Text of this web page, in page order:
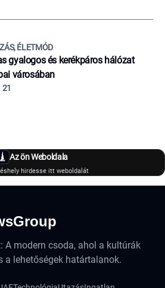
ÉLETMÓD
gyalogos és kerékpáros hálózat
városában
21
Az ön Weboldala
hirdesse itt weboldalát
A modern csoda, ahol a kultúrák
a lehetőségek határtalanok.